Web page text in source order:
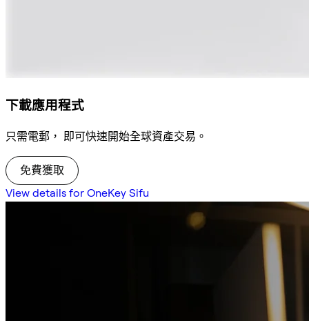
下載應用程式
只需電郵， 即可快速開始全球資產交易。
免費獲取
View details for OneKey Sifu